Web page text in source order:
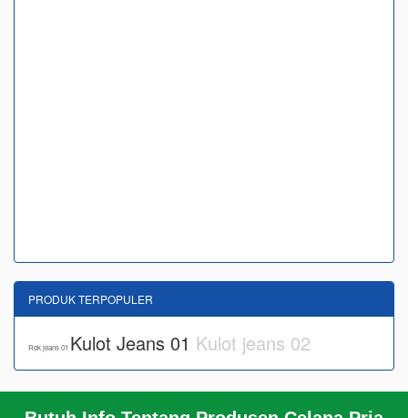
PRODUK TERPOPULER
Rok jeans 01 Kulot Jeans 01 Kulot jeans 02